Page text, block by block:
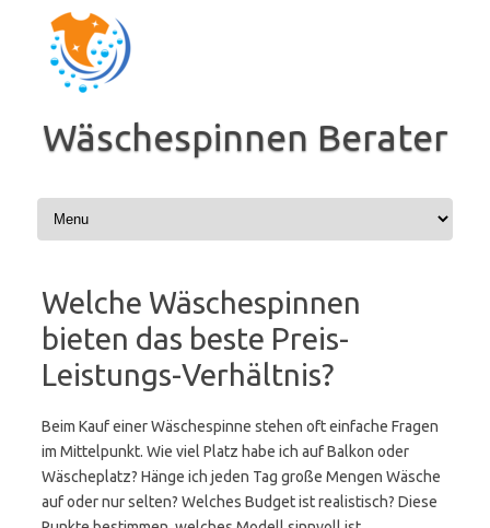
Inhalt
springen
Wäschespinnen Berater
Welche Wäschespinnen
bieten das beste Preis-
Leistungs-Verhältnis?
Beim Kauf einer Wäschespinne stehen oft einfache Fragen
im Mittelpunkt. Wie viel Platz habe ich auf Balkon oder
Wäscheplatz? Hänge ich jeden Tag große Mengen Wäsche
auf oder nur selten? Welches Budget ist realistisch? Diese